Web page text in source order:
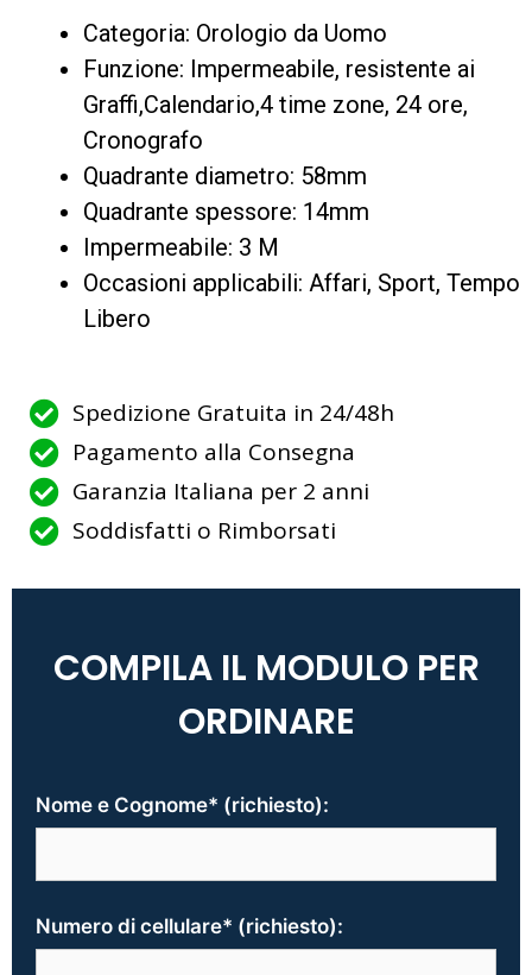
Categoria: Orologio da Uomo
Funzione: Impermeabile, resistente ai
Graffi,Calendario,4 time zone, 24 ore,
Cronografo
Quadrante diametro: 58mm
Quadrante spessore: 14mm
Impermeabile: 3 M
Occasioni applicabili: Affari, Sport, Tempo
Libero
Spedizione Gratuita in 24/48h
Pagamento alla Consegna
Garanzia Italiana per 2 anni
Soddisfatti o Rimborsati
COMPILA IL MODULO PER
ORDINARE
Nome e Cognome* (richiesto):
Numero di cellulare* (richiesto):